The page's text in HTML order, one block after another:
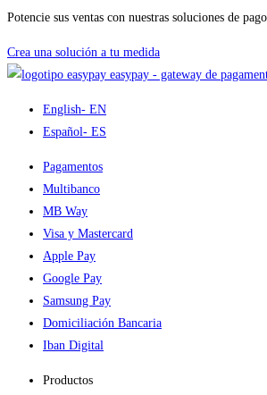
Potencie sus ventas con nuestras soluciones de
Crea una solución a tu medida
easypay - gateway de
English- EN
Español- ES
Pagamentos
Multibanco
MB Way
Visa y Mastercard
Apple Pay
Google Pay
Samsung Pay
Domiciliación Bancaria
Iban Digital
Productos